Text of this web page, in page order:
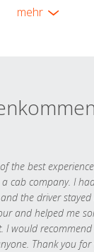
mehr
the best
cab company. I
the driver
and helped me
I would
Thank you for